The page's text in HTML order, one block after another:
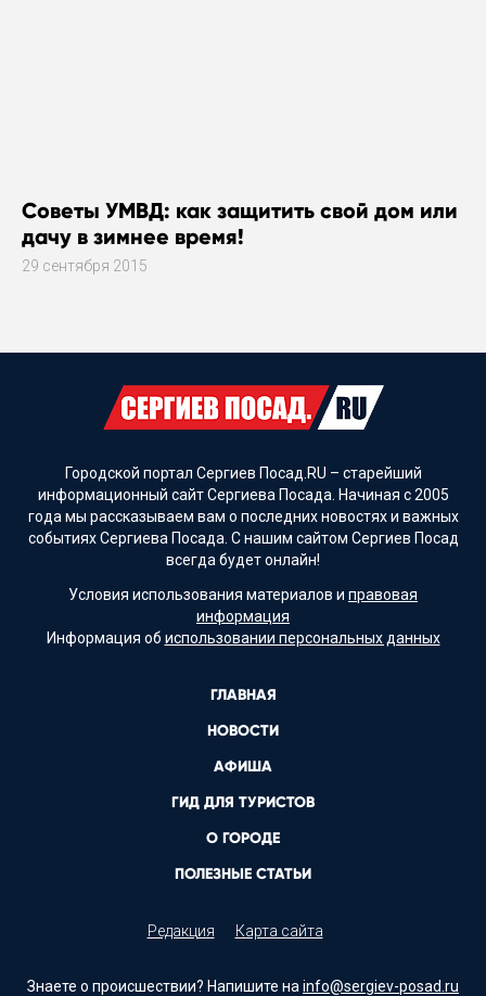
Советы УМВД: как защитить свой дом или
дачу в зимнее время!
29 сентября 2015
Городской портал Сергиев Посад.RU – старейший
информационный сайт Сергиева Посада. Начиная с 2005
года мы рассказываем вам о последних новостях и важных
событиях Сергиева Посада. С нашим сайтом Сергиев Посад
всегда будет онлайн!
Условия использования материалов и правовая
информация
Информация об использовании персональных данных
ГЛАВНАЯ
НОВОСТИ
АФИША
ГИД ДЛЯ ТУРИСТОВ
О ГОРОДЕ
ПОЛЕЗНЫЕ СТАТЬИ
Редакция Карта сайта
Знаете о происшествии? Напишите на info@sergiev-posad.ru